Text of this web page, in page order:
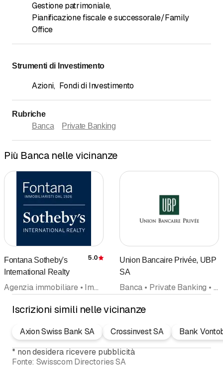
Gestione patrimoniale,
Pianificazione fiscale e successorale/Family
Office
Strumenti di Investimento
Azioni, Fondi di Investimento
Rubriche
Banca
Private Banking
Più Banca nelle vicinanze
Fontana Sotheby's
International Realty
Recensione
5.0
Agenzia immobiliare • Immobili • Immobiliare • Immobiliare, amministrazione • Fiduciaria • Banca • Mediatori • Affitto
Union Bancaire Privée, UBP
SA
Banca • Private Banking • Asset Management • Fondi di investimento, investimenti • Family Office • Servizi bancari • E-Banking
Iscrizioni simili nelle vicinanze
Axion Swiss Bank SA Crossinvest SA
Bank
* non desidera ricevere pubblicità
Fonte: Swisscom Directories SA